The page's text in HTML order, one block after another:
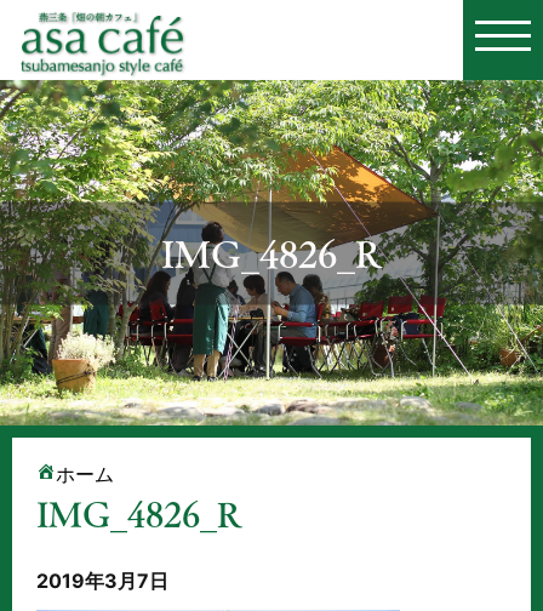
IMG_4826_R
ホーム
IMG_4826_R
2019年3月7日